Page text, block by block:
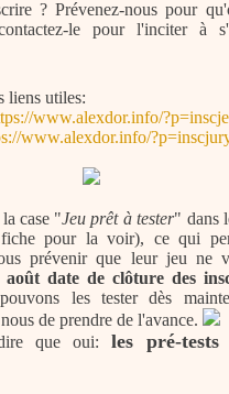
? Prévenez-nous pour
le pour l'inciter à
liens utiles:
www.alexdor.info/
www.alexdor.info/
case "Jeu prêt à tester" dans
pour la voir), ce qui
prévenir que leur jeu ne
août date de clôture des
les tester dès
de prendre de l'avance.
que oui: les pré-